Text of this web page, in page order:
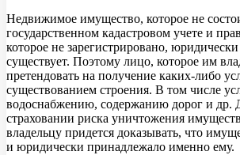
Недвижимое имущество, которое не
государственном кадастровом учете и
которое не зарегистрировано,
существует. Поэтому лицо, которое им
претендовать на получение каких-либо
существованием строения. В том числе
водоснабжению, содержанию дорог и др.
страховании риска уничтожения
владельцу придется доказывать, что
и юридически принадлежало именно ему.